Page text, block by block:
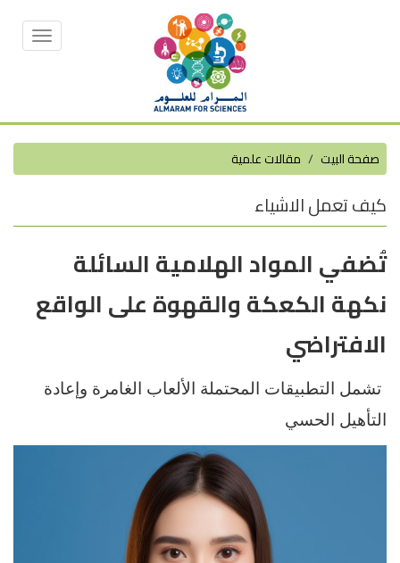
Toggle
صفحة البيت مقالات علمية
كيف تعمل الاشياء
تُضفي المواد الهلامية السائلة
نكهة الكعكة والقهوة على الواقع
الافتراضي
تشمل التطبيقات المحتملة الألعاب الغامرة وإعادة
التأهيل الحسي